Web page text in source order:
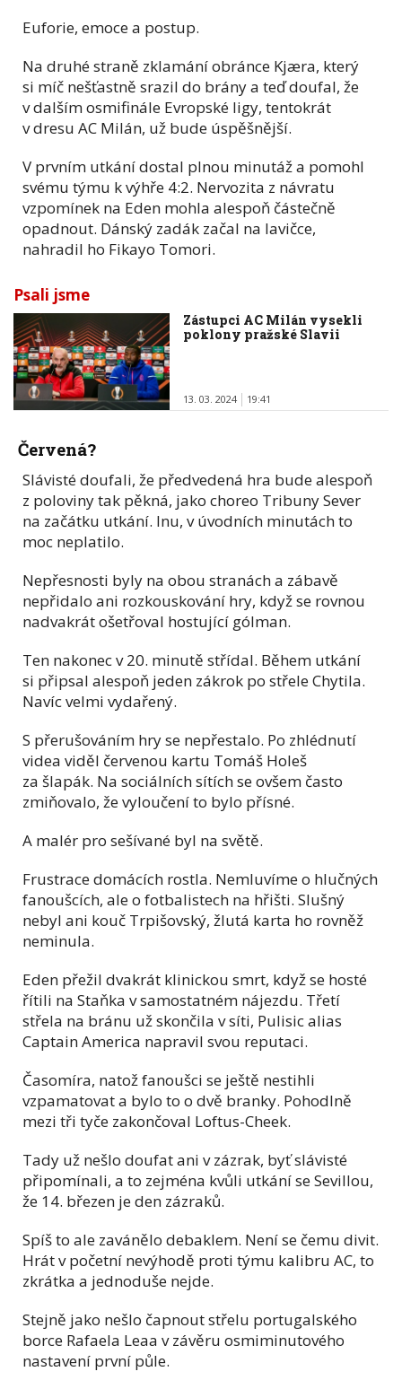
Euforie, emoce a postup.
Na druhé straně zklamání obránce Kjæra, který
si míč nešťastně srazil do brány a teď doufal, že
v dalším osmifinále Evropské ligy, tentokrát
v dresu AC Milán, už bude úspěšnější.
V prvním utkání dostal plnou minutáž a pomohl
svému týmu k výhře 4:2. Nervozita z návratu
vzpomínek na Eden mohla alespoň částečně
opadnout. Dánský zadák začal na lavičce,
nahradil ho Fikayo Tomori.
Psali jsme
Zástupci AC Milán vysekli
poklony pražské Slavii
13. 03. 2024 19:41
Červená?
Slávisté doufali, že předvedená hra bude alespoň
z poloviny tak pěkná, jako choreo Tribuny Sever
na začátku utkání. Inu, v úvodních minutách to
moc neplatilo.
Nepřesnosti byly na obou stranách a zábavě
nepřidalo ani rozkouskování hry, když se rovnou
nadvakrát ošetřoval hostující gólman.
Ten nakonec v 20. minutě střídal. Během utkání
si připsal alespoň jeden zákrok po střele Chytila.
Navíc velmi vydařený.
S přerušováním hry se nepřestalo. Po zhlédnutí
videa viděl červenou kartu Tomáš Holeš
za šlapák. Na sociálních sítích se ovšem často
zmiňovalo, že vyloučení to bylo přísné.
A malér pro sešívané byl na světě.
Frustrace domácích rostla. Nemluvíme o hlučných
fanoušcích, ale o fotbalistech na hřišti. Slušný
nebyl ani kouč Trpišovský, žlutá karta ho rovněž
neminula.
Eden přežil dvakrát klinickou smrt, když se hosté
řítili na Staňka v samostatném nájezdu. Třetí
střela na bránu už skončila v síti, Pulisic alias
Captain America napravil svou reputaci.
Časomíra, natož fanoušci se ještě nestihli
vzpamatovat a bylo to o dvě branky. Pohodlně
mezi tři tyče zakončoval Loftus-Cheek.
Tady už nešlo doufat ani v zázrak, byť slávisté
připomínali, a to zejména kvůli utkání se Sevillou,
že 14. březen je den zázraků.
Spíš to ale zavánělo debaklem. Není se čemu divit.
Hrát v početní nevýhodě proti týmu kalibru AC, to
zkrátka a jednoduše nejde.
Stejně jako nešlo čapnout střelu portugalského
borce Rafaela Leaa v závěru osmiminutového
nastavení první půle.